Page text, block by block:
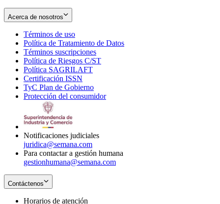
Acerca de nosotros
Términos de uso
in
new
window
Política de Tratamiento de Datos
Términos suscripciones
in
Política de Riesgos C/ST
Política SAGRILAFT
new
window
Certificación ISSN
in
new
TyC Plan de Gobierno
in
Protección del consumidorOpens
Notificaciones judiciales
juridica@semana.com
Para contactar a gestión humana
gestionhumana@semana.com
Contáctenos
Horarios de atención